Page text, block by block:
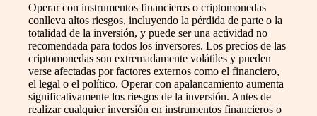
Operar con instrumentos financieros o criptomonedas
conlleva altos riesgos, incluyendo la pérdida de parte o la
totalidad de la inversión, y puede ser una actividad no
recomendada para todos los inversores. Los precios de las
criptomonedas son extremadamente volátiles y pueden
verse afectadas por factores externos como el financiero,
el legal o el político. Operar con apalancamiento aumenta
significativamente los riesgos de la inversión. Antes de
realizar cualquier inversión en instrumentos financieros o